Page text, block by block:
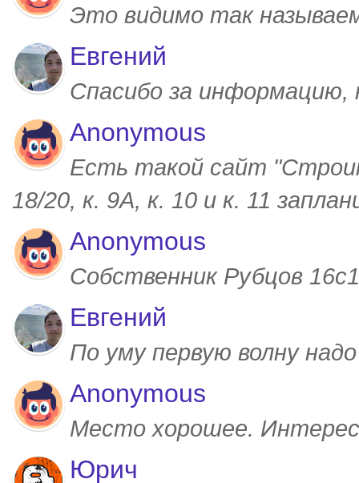
Это видимо так
Евгений
Спасибо за
Anonymous
Есть такой сайт
18/20, к. 9А, к. 10 и к. 11
Anonymous
Собственник Рубцов
Евгений
По уму первую волну
Anonymous
Место хорошее.
Юрич